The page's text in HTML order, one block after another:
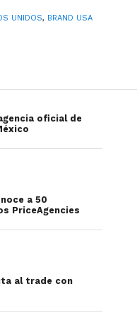
UNIDOS, BRAND USA
oficial de
a 50
PriceAgencies
al trade con